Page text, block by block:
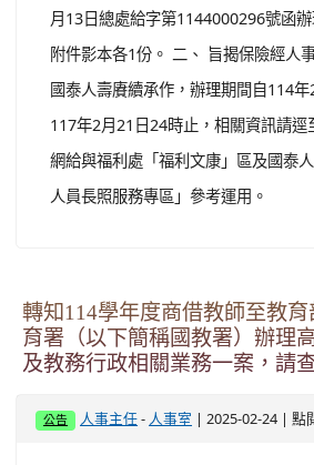
月13日總處給字第1144000296號函
附件影本各1份。 二、 旨揭保險經人
國泰人壽賡續承作，辦理期間自114
117年2月21日24時止，相關資訊請逕
網給與福利處「福利文康」區及國泰
人員長照服務專區」參考運用。
轉知114學年度商借教師至教
育署（以下簡稱國教署）辦理
及教務行政相關業務一案，請
公告 人事主任 - 人事室 | 2025-02-24 | 點